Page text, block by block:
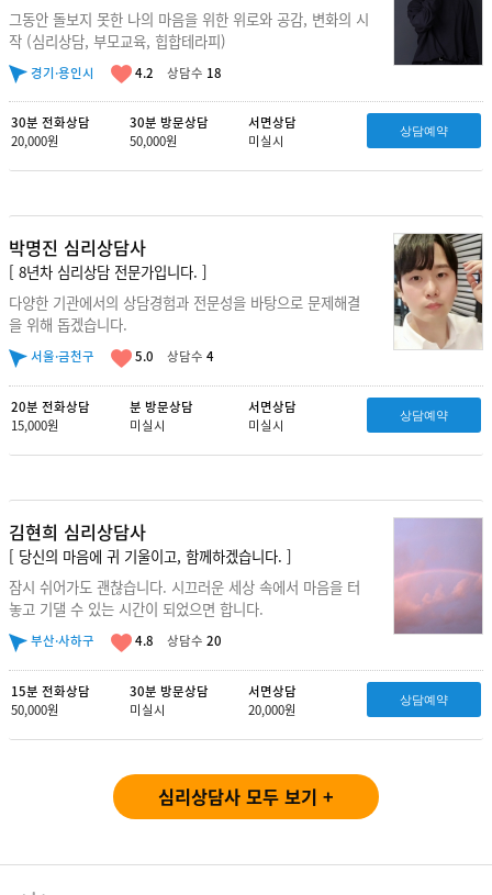
그동안 돌보지 못한 나의 마음을 위한 위로와 공감, 변화의 시
작 (심리상담, 부모교육, 힙합테라피)
경기·용인시 4.2 상담수 18
30분 전화상담
20,000원
30분 방문상담
50,000원
서면상담
미실시
상담예약
박명진 심리상담사
[ 8년차 심리상담 전문가입니다. ]
다양한 기관에서의 상담경험과 전문성을 바탕으로 문제해결
을 위해 돕겠습니다.
서울·금천구 5.0 상담수 4
20분 전화상담
15,000원
분 방문상담
미실시
서면상담
미실시
상담예약
김현희 심리상담사
[ 당신의 마음에 귀 기울이고, 함께하겠습니다. ]
잠시 쉬어가도 괜찮습니다. 시끄러운 세상 속에서 마음을 터
놓고 기댈 수 있는 시간이 되었으면 합니다.
부산·사하구 4.8 상담수 20
15분 전화상담
50,000원
30분 방문상담
미실시
서면상담
20,000원
상담예약
심리상담사 모두 보기 +